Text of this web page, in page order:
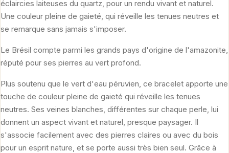
éclaircies laiteuses du quartz, pour un rendu vivant et naturel.
Une couleur pleine de gaieté, qui réveille les tenues neutres et
se remarque sans jamais s'imposer.
Le Brésil compte parmi les grands pays d'origine de l'amazonite,
réputé pour ses pierres au vert profond.
Plus soutenu que le vert d'eau péruvien, ce bracelet apporte une
touche de couleur pleine de gaieté qui réveille les tenues
neutres. Ses veines blanches, différentes sur chaque perle, lui
donnent un aspect vivant et naturel, presque paysager. Il
s'associe facilement avec des pierres claires ou avec du bois
pour un esprit nature, et se porte aussi très bien seul. Grâce à